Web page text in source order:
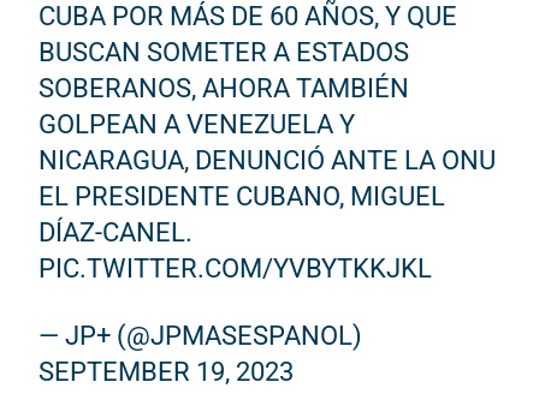
CUBA POR MÁS DE 60 AÑOS, Y QUE
BUSCAN SOMETER A ESTADOS
SOBERANOS, AHORA TAMBIÉN
GOLPEAN A VENEZUELA Y
NICARAGUA, DENUNCIÓ ANTE LA ONU
EL PRESIDENTE CUBANO, MIGUEL
DÍAZ-CANEL.
PIC.TWITTER.COM/YVBYTKKJKL
— JP+ (@JPMASESPANOL)
SEPTEMBER 19, 2023